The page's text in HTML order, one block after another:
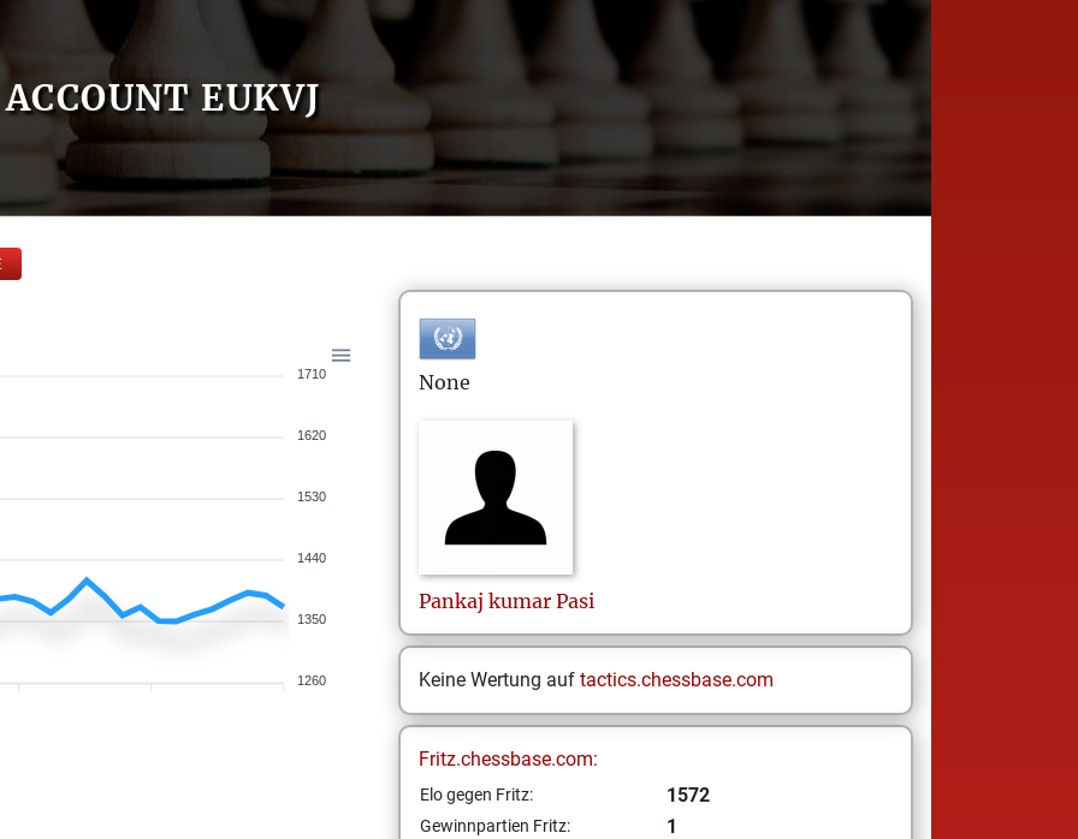
ACCOUNT EUKVJ
1710
1620
1530
1440
1350
1260
None
Pankaj kumar Pasi
Keine Wertung auf tactics.chessbase.com
Fritz.chessbase.com:
Elo gegen Fritz: 1572
Gewinnpartien Fritz: 1